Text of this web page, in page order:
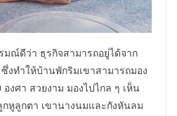
มณ์ดีว่า ธุรกิจสามารถอยู่ได้จาก
งทำให้บ้านพักริมเขาสามารถมอง
งศา สวยงาม มองไปไกล ๆ เห็น
กหูลูกตา เขานางนมและกังหันลม